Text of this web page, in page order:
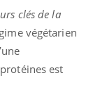
clés de la
végétarien
est